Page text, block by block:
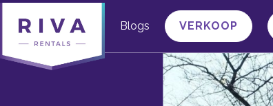
Blogs VERKOOP